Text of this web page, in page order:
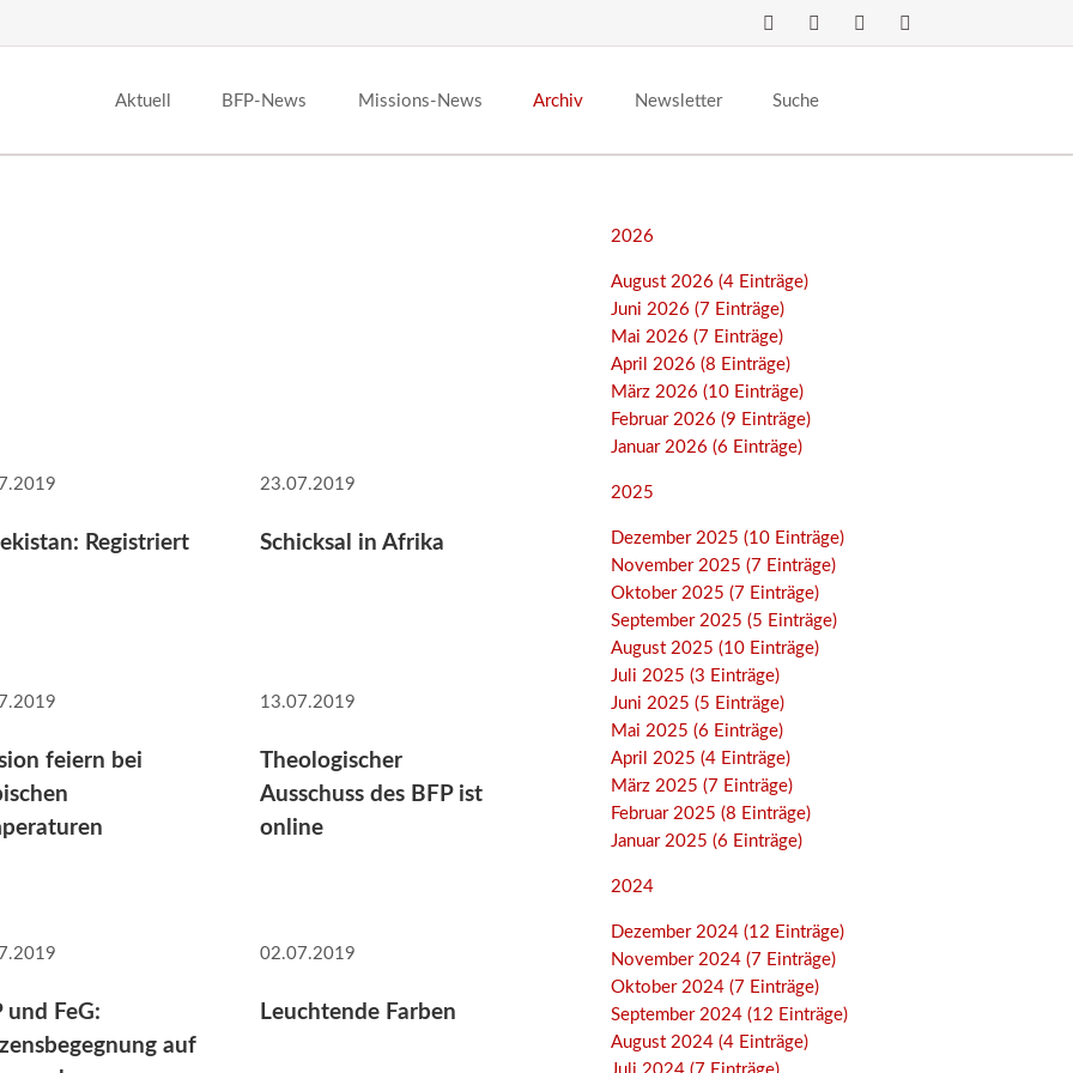
Aktuell BFP-News Missions-News Archiv Newsletter Suche
Registriert
23.07.2019
Schicksal in Afrika
feiern bei
13.07.2019
Theologischer
Ausschuss des BFP ist
online
und FeG:
auf
02.07.2019
Leuchtende Farben
2026
August 2026 (4 Einträge)
Juni 2026 (7 Einträge)
Mai 2026 (7 Einträge)
April 2026 (8 Einträge)
März 2026 (10 Einträge)
Februar 2026 (9 Einträge)
Januar 2026 (6 Einträge)
2025
Dezember 2025 (10 Einträge)
November 2025 (7 Einträge)
Oktober 2025 (7 Einträge)
September 2025 (5 Einträge)
August 2025 (10 Einträge)
Juli 2025 (3 Einträge)
Juni 2025 (5 Einträge)
Mai 2025 (6 Einträge)
April 2025 (4 Einträge)
März 2025 (7 Einträge)
Februar 2025 (8 Einträge)
Januar 2025 (6 Einträge)
2024
Dezember 2024 (12 Einträge)
November 2024 (7 Einträge)
Oktober 2024 (7 Einträge)
September 2024 (12 Einträge)
August 2024 (4 Einträge)